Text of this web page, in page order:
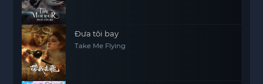
Đưa tôi bay
Take Me Flying